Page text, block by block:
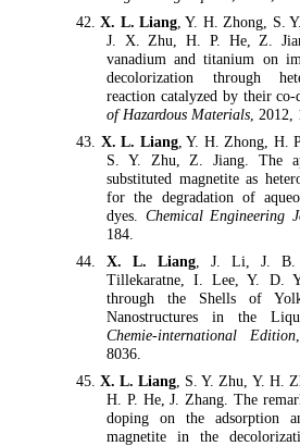
42.X. L. Liang, Y. H. Zhong, S.
J. X. Zhu, H. P. He, Z.
vanadium and titanium on
decolorization through
reaction catalyzed by their co-
of Hazardous Materials, 2012,
43. X. L. Liang, Y. H. Zhong, H.
S. Y. Zhu, Z. Jiang. The
substituted magnetite as
for the degradation of
dyes. Chemical Engineering
184.
44. X. L. Liang, J. Li, J. B.
Tillekaratne, I. Lee, Y. D.
through the Shells of
Nanostructures in the
Chemie-international Edition
8036.
45.X. L. Liang, S. Y. Zhu, Y. H.
H. P. He, J. Zhang. The
doping on the adsorption
magnetite in the